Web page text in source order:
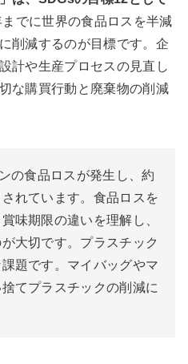
でに世界の食品ロスを半減
削減するのが目標です。企
計や生産プロセスの見直し
な購買行動と廃棄物の削減
の食品ロスが発生し、約
れています。食品ロスを
味期限の違いを理解し、
大切です。プラスチック
題です。マイバッグやマ
てプラスチックの削減に